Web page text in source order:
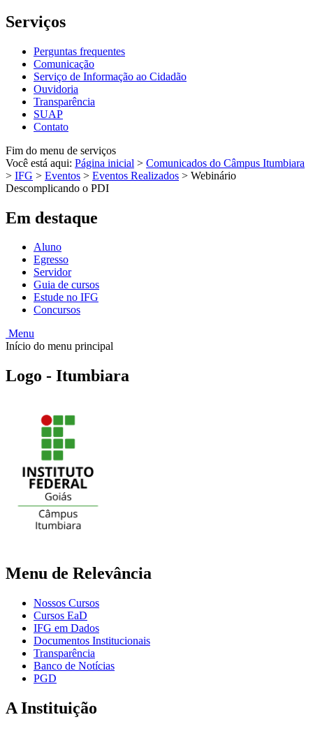
Serviços
Perguntas frequentes
Comunicação
Serviço de Informação ao Cidadão
Ouvidoria
Transparência
SUAP
Contato
Fim do menu de serviços
Você está aqui: Página inicial > Comunicados do Câmpus Itumbiara
> IFG > Eventos > Eventos Realizados > Webinário
Descomplicando o PDI
Em destaque
Aluno
Egresso
Servidor
Guia de cursos
Estude no IFG
Concursos
Menu
Início do menu principal
Logo - Itumbiara
Menu de Relevância
Nossos Cursos
Cursos EaD
IFG em Dados
Documentos Institucionais
Transparência
Banco de Notícias
PGD
A Instituição